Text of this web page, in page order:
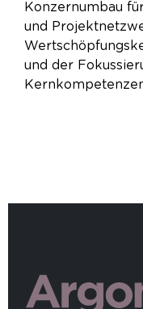
Konzernumbau
und
und der